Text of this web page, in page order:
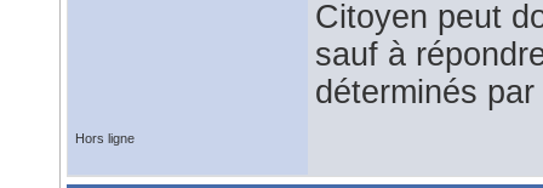
Citoyen peut
sauf à
déterminés
Hors ligne